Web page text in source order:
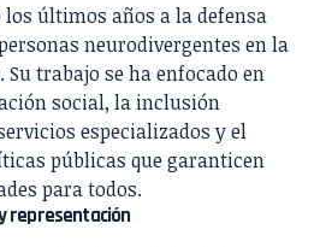
últimos años a la defensa
neurodivergentes en la
trabajo se ha enfocado en
social, la inclusión
especializados y el
públicas que garanticen
para todos.
representación